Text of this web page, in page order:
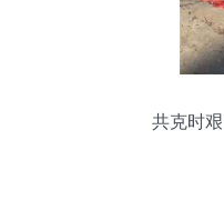
共克时